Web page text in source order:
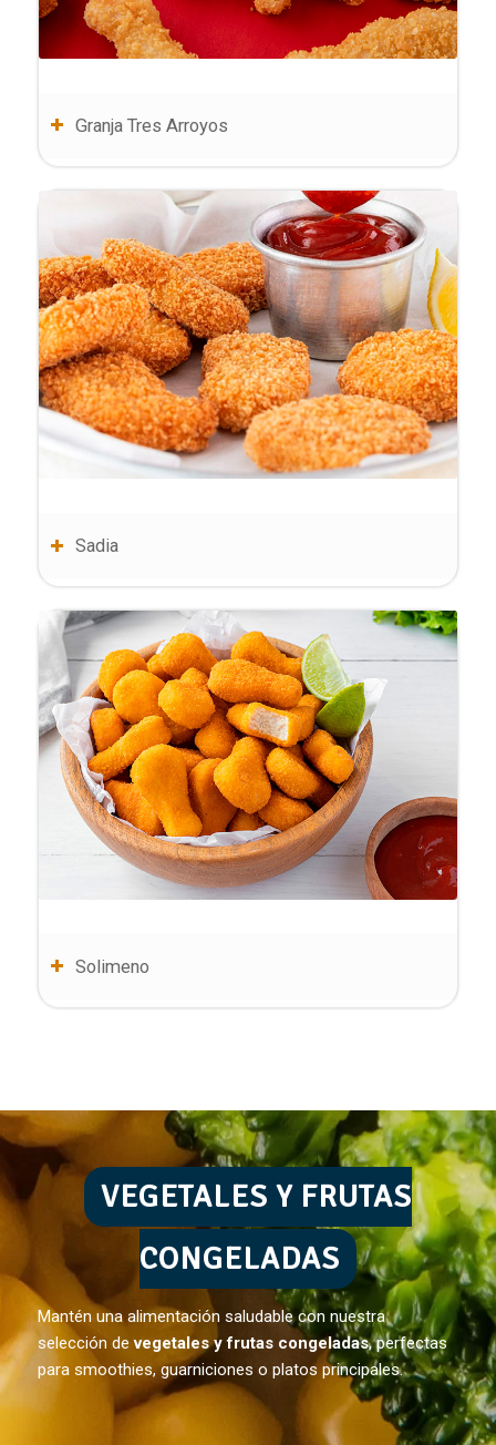
Granja Tres Arroyos
Sadia
Solimeno
VEGETALES Y FRUTAS
CONGELADAS
Mantén una alimentación saludable con nuestra
selección devegetales y frutas congeladas, perfectas
para smoothies, guarniciones o platos principales.